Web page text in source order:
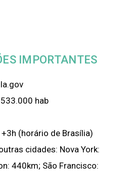
IMPORTANTES
hab
(horário de Brasília)
cidades: Nova York:
440km; São Francisco: